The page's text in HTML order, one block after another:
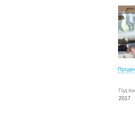
Год
2017